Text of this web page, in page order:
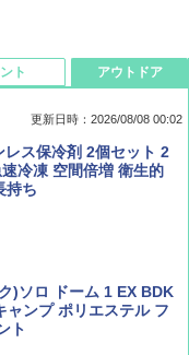
年 9 月号【特別付録:
布 ランダム2種】
０２６年 ９月号 [雑
ＡＮ)
ェンマイ タイ北部の魅
地球の歩き方D アジア
・ウォーズ
ト
ョン 山善] ポップアッ
広げて畳める パッとサ
ーブ フルクローズ メ
150(KH)
スピーク) 着替えテン
アウトドア
更新日時：2026/08/08 00:02
ス保冷剤 2個セット 2
冷凍 空間倍増 衛生的
持ち
)ソロ ドーム 1 EX BDK
ャンプ ポリエステル フ
ト